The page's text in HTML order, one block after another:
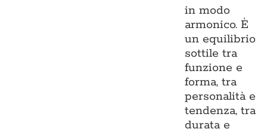
in modo
armonico. È
un equilibrio
sottile tra
funzione e
forma, tra
personalità e
tendenza, tra
durata e